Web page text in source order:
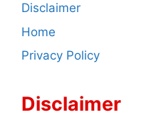
Disclaimer
Home
Privacy Policy
Disclaimer